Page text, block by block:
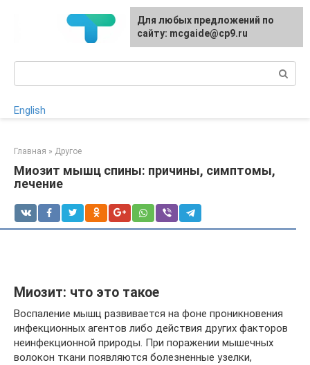
English
Главная » Другое
Миозит мышц спины: причины, симптомы,
лечение
Миозит: что это такое
Воспаление мышц развивается на фоне проникновения
инфекционных агентов либо действия других факторов
неинфекционной природы. При поражении мышечных
волокон ткани появляются болезненные узелки,
Для любых предложений по
сайту: mcgaide@cp9.ru